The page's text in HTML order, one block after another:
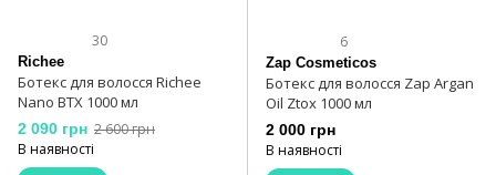
30
Richee
Ботекс для волосся Richee
Nano BTX 1000 мл
2 090 грн 2 600 грн
В наявності
6
Zap Cosmeticos
Ботекс для волосся Zap Argan
Oil Ztox 1000 мл
2 000 грн
В наявності